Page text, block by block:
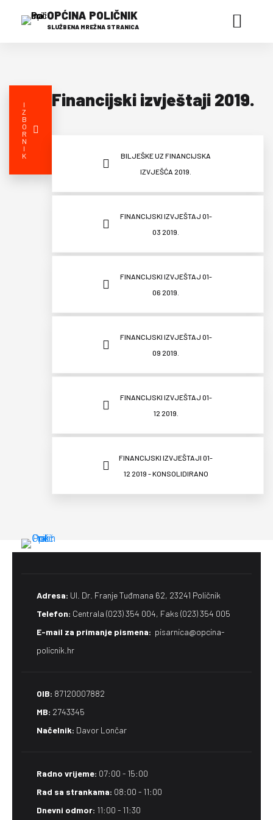
OPĆINA POLIČNIK
SLUŽBENA MREŽNA STRANICA
I
Z
B
O
R
N
I
K
Financijski izvještaji 2019.
BILJEŠKE UZ FINANCIJSKA
IZVJEŠĆA 2019.
FINANCIJSKI IZVJEŠTAJ 01-
03 2019.
FINANCIJSKI IZVJEŠTAJ 01-
06 2019.
FINANCIJSKI IZVJEŠTAJ 01-
09 2019.
FINANCIJSKI IZVJEŠTAJ 01-
12 2019.
FINANCIJSKI IZVJEŠTAJI 01-
12 2019 - KONSOLIDIRANO
Adresa: Ul. Dr. Franje Tuđmana 62, 23241 Poličnik
Telefon: Centrala (023) 354 004, Faks (023) 354 005
E-mail za primanje pismena​: pisarnica@opcina-
policnik.hr
OIB: 87120007882
MB: 2743345
Načelnik: Davor Lončar
Radno vrijeme: 07:00 - 15:00
Rad sa strankama: 08:00 - 11:00
Dnevni odmor: 11:00 - 11:30